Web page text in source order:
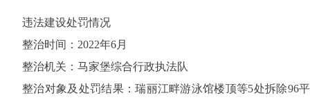
违法建设处罚情况
整治时间：2022年6月
整治机关：马家堡综合行政执法队
整治对象及处罚结果：瑞丽江畔游泳馆楼顶等5处拆除96平